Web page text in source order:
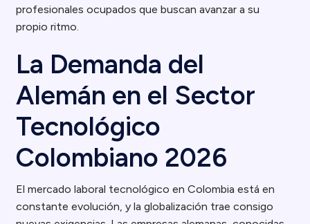
profesionales ocupados que buscan avanzar a su
propio ritmo.
La Demanda del
Alemán en el Sector
Tecnológico
Colombiano 2026
El mercado laboral tecnológico en Colombia está en
constante evolución, y la globalización trae consigo